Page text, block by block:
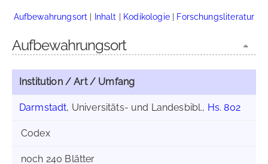
Aufbewahrungsort | Inhalt | Kodikologie| Forschungsliteratur
Aufbewahrungsort
Institution / Art / Umfang
Darmstadt, Universitäts- und Landesbibl., Hs. 802
Codex
noch 240 Blätter